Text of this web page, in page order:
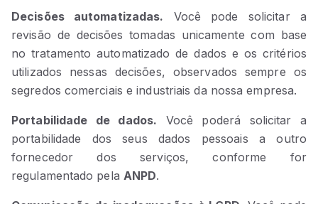
Decisões automatizadas. Você pode solicitar a
revisão de decisões tomadas unicamente com base
no tratamento automatizado de dados e os critérios
utilizados nessas decisões, observados sempre os
segredos comerciais e industriais da nossa empresa.
Portabilidade de dados. Você poderá solicitar a
portabilidade dos seus dados pessoais a outro
fornecedor dos serviços, conforme for
regulamentado pela ANPD.